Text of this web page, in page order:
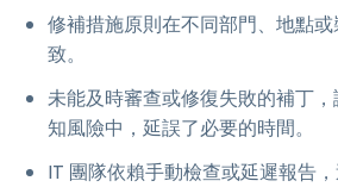
修補措施原則在不同部門、地點
致。
未能及時審查或修復失敗的補丁
知風險中，延誤了必要的時間。
IT 團隊依賴手動檢查或延遲報告